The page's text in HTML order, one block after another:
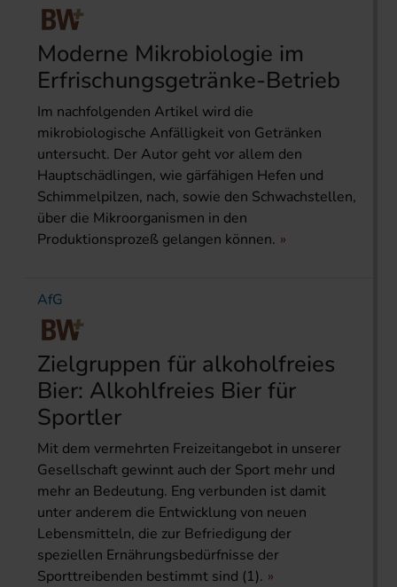
Moderne Mikrobiologie im
Erfrischungsgetränke-Betrieb
Im nachfolgenden Artikel wird die
mikrobiologische Anfälligkeit von Getränken
untersucht. Der Autor geht vor allem den
Hauptschädlingen, wie gärfähigen Hefen und
Schimmelpilzen, nach, sowie den Schwachstellen,
über die Mikroorganismen in den
Produktionsprozeß gelangen können.
AfG
Zielgruppen für alkoholfreies
Bier: Alkohlfreies Bier für
Sportler
Mit dem vermehrten Freizeitangebot in unserer
Gesellschaft gewinnt auch der Sport mehr und
mehr an Bedeutung. Eng verbunden ist damit
unter anderem die Entwicklung von neuen
Lebensmitteln, die zur Befriedigung der
speziellen Ernährungsbedürfnisse der
Sporttreibenden bestimmt sind (1).